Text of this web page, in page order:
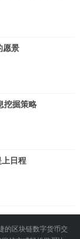
愿景
挖掘策略
日程
的区块链数字货币交